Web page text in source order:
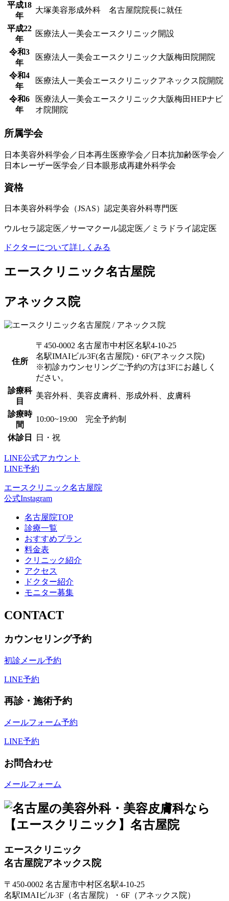
平成18
年
大塚美容形成外科 名古屋院院長に就任
平成22
年
医療法人一美会エースクリニック開設
令和3
年
医療法人一美会エースクリニック大阪梅田院開院
令和4
年
医療法人一美会エースクリニックアネックス院開院
令和6
年
医療法人一美会エースクリニック大阪梅田HEPナビ
オ院開院
所属学会
日本美容外科学会／日本再生医療学会／日本抗加齢医学会／
日本レーザー医学会／日本眼形成再建外科学会
資格
日本美容外科学会（JSAS）認定美容外科専門医
ウルセラ認定医／サーマクール認定医／ミラドライ認定医
ドクターについて詳しくみる
エースクリニック名古屋院
アネックス院
住所
〒450-0002 名古屋市中村区名駅4-10-25
名駅IMAIビル3F(名古屋院)・6F(アネックス院)
※初診カウンセリングご予約の方は3Fにお越しく
ださい。
診療科
目
美容外科、美容皮膚科、形成外科、皮膚科
診療時
間
10:00~19:00 完全予約制
休診日 日・祝
LINE公式アカウント
LINE予約
エースクリニック名古屋院
公式Instagram
名古屋院TOP
診療一覧
おすすめプラン
料金表
クリニック紹介
アクセス
ドクター紹介
モニター募集
CONTACT
カウンセリング予約
初診メール予約
LINE予約
再診・施術予約
メールフォーム予約
LINE予約
お問合わせ
メールフォーム
エースクリニック
名古屋院アネックス院
〒450-0002 名古屋市中村区名駅4-10-25
名駅IMAIビル3F（名古屋院）・6F（アネックス院）